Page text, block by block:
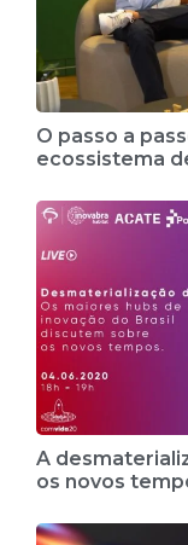
O passo a
ecossistema
A
os novos